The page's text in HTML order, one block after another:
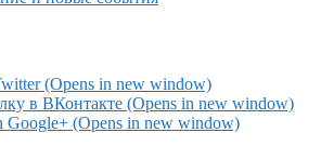
(Opens in new window)
в ВКонтакте (Opens in new window)
Google+ (Opens in new window)